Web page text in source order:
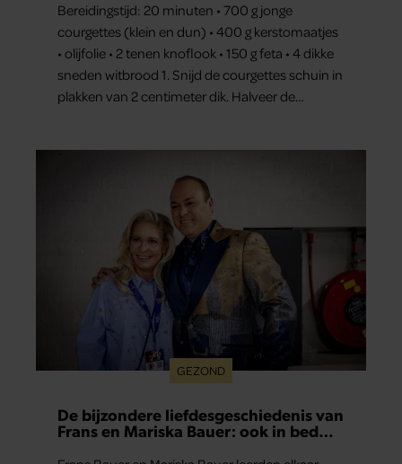
Bereidingstijd: 20 minuten • 700 g jonge
courgettes (klein en dun) • 400 g kerstomaatjes
• olijfolie • 2 tenen knoflook • 150 g feta • 4 dikke
sneden witbrood 1. Snijd de courgettes schuin in
plakken van 2 centimeter dik. Halveer de
GEZOND
De bijzondere liefdesgeschiedenis van
Frans en Mariska Bauer: ook in bed